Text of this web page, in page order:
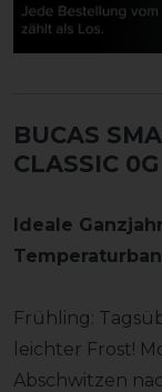
BUCAS
CLASSIC
Ideale
Frühling:
leichter Frost!
Abschwitzen